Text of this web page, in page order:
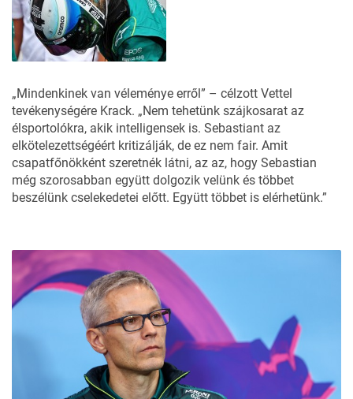
„Mindenkinek van véleménye erről” – célzott Vettel
tevékenységére Krack. „Nem tehetünk szájkosarat az
élsportolókra, akik intelligensek is. Sebastiant az
elkötelezettségéért kritizálják, de ez nem fair. Amit
csapatfőnökként szeretnék látni, az az, hogy Sebastian
még szorosabban együtt dolgozik velünk és többet
beszélünk cselekedetei előtt. Együtt többet is elérhetünk.”